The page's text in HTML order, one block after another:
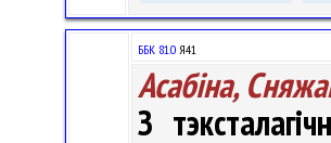
ББК 81.0 Я41
Асабіна,
З